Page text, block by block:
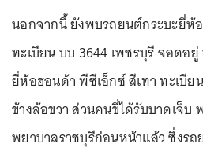
นอกจากนี้ ยังพบรถยนต์กระบะยี่
ทะเบียน บบ 3644 เพชรบุรี จอดอ
ยี่ห้อฮอนด้า พีซีเอ็กซ์ สีเทา ทะเบีย
ข้างล้อขวา ส่วนคนขี่ได้รับบาดเจ็บ
พยาบาลราชบุรีก่อนหน้าแล้ว ซึ่งรถ